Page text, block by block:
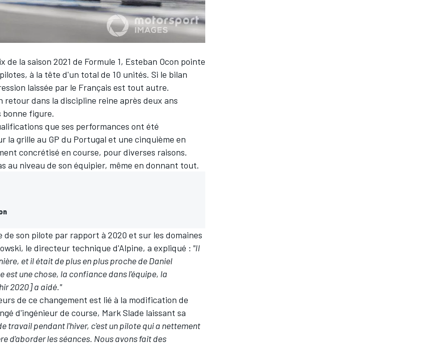
la saison 2021 de Formule 1, Esteban Ocon pointe
à la tête d'un total de 10 unités. Si le bilan
laissée par le Français est tout autre.
retour dans la discipline reine après deux ans
bonne figure.
que ses performances ont été
la grille au GP du Portugal et une cinquième en
concrétisé en course, pour diverses raisons.
au niveau de son équipier, même en donnant tout.
son pilote par rapport à 2020 et sur les domaines
le directeur technique d'Alpine, a expliqué : "Il
et il était de plus en plus proche de Daniel
une chose, la confiance dans l'équipe, la
2020] a aidé."
de ce changement est lié à la modification de
d'ingénieur de course, Mark Slade laissant sa
travail pendant l'hiver, c'est un pilote qui a nettement
d'aborder les séances. Nous avons fait des